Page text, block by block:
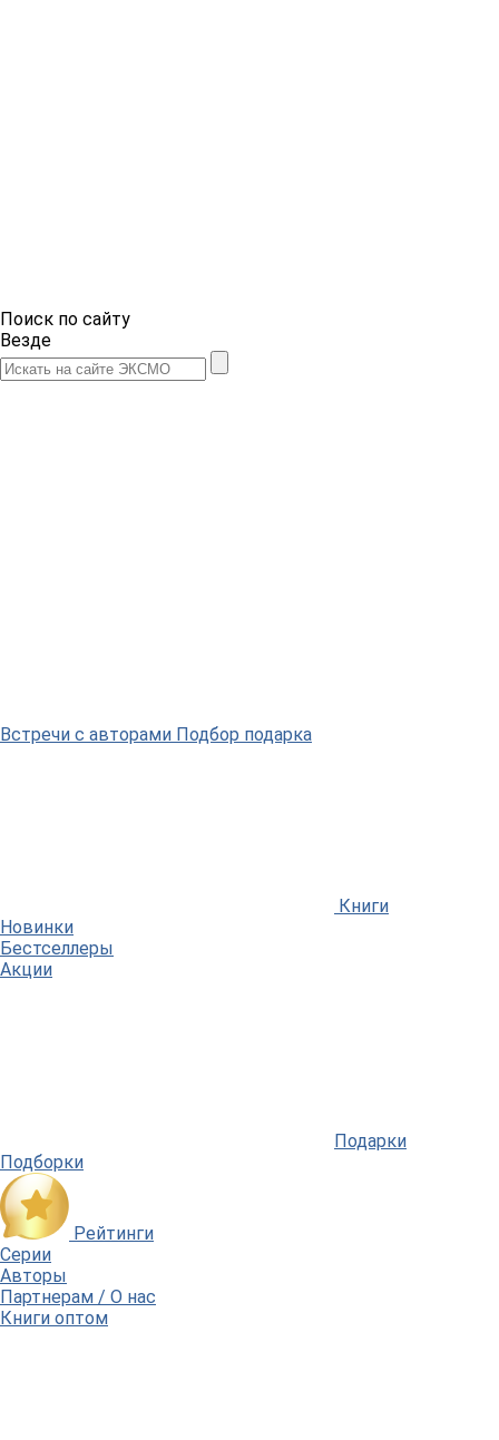
Поиск по сайту
Везде
Встречи с авторами Подбор подарка
Книги
Новинки
Бестселлеры
Акции
Подарки
Подборки
Рейтинги
Серии
Авторы
Партнерам / О нас
Книги оптом